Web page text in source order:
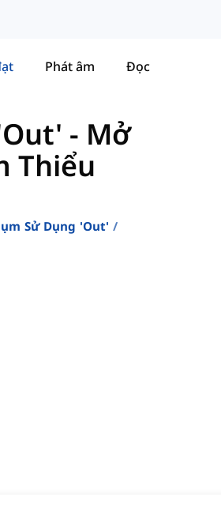
Phát âm Đọc
- Mở
Thiểu
Sử Dụng 'out'